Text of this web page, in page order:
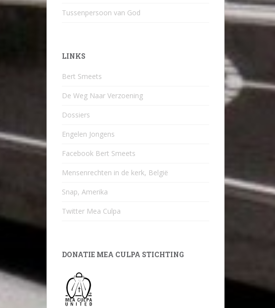
Tussenpersoon van God
LINKS
Bert Smeets
De Weg Naar Verzoening
Dossiers
Engelen Jongens
Facebook Bert Smeets
Mensenrechten in de kerk, België
Snap, Amerika
Twitter Mea Culpa
DONATIE MEA CULPA STICHTING